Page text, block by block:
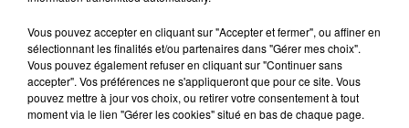
100% Radio l'agenda des Hautes-Pyrénées
6 mai 2024 - 1 min 14 sec
L'AGENDA DES HAUTES-PYRÉNÉES DU
06/05/2024 À 07H51
Vous pouvez accepter en cliquant sur "Accepter et fermer", ou affiner en
sélectionnant les finalités et/ou partenaires dans "Gérer mes choix".
Vous pouvez également refuser en cliquant sur "Continuer sans
accepter". Vos préférences ne s'appliqueront que pour ce site. Vous
pouvez mettre à jour vos choix, ou retirer votre consentement à tout
moment via le lien "Gérer les cookies" situé en bas de chaque page.